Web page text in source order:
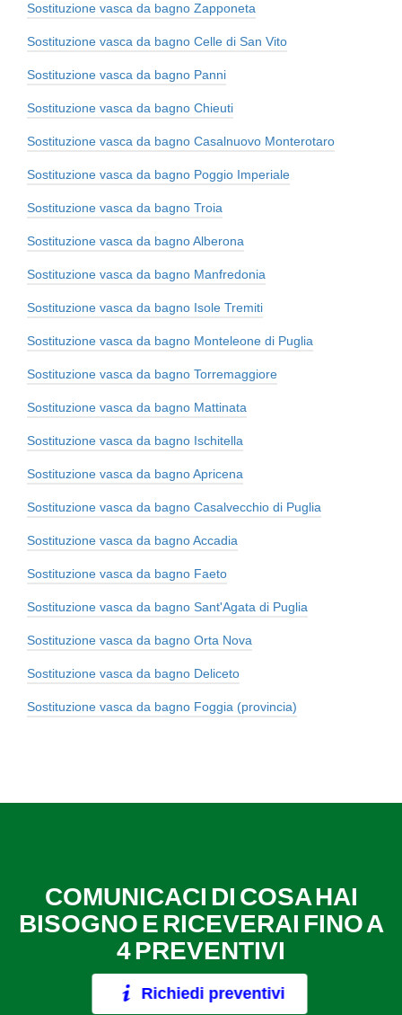
Sostituzione vasca da bagno Zapponeta
Sostituzione vasca da bagno Celle di San Vito
Sostituzione vasca da bagno Panni
Sostituzione vasca da bagno Chieuti
Sostituzione vasca da bagno Casalnuovo Monterotaro
Sostituzione vasca da bagno Poggio Imperiale
Sostituzione vasca da bagno Troia
Sostituzione vasca da bagno Alberona
Sostituzione vasca da bagno Manfredonia
Sostituzione vasca da bagno Isole Tremiti
Sostituzione vasca da bagno Monteleone di Puglia
Sostituzione vasca da bagno Torremaggiore
Sostituzione vasca da bagno Mattinata
Sostituzione vasca da bagno Ischitella
Sostituzione vasca da bagno Apricena
Sostituzione vasca da bagno Casalvecchio di Puglia
Sostituzione vasca da bagno Accadia
Sostituzione vasca da bagno Faeto
Sostituzione vasca da bagno Sant'Agata di Puglia
Sostituzione vasca da bagno Orta Nova
Sostituzione vasca da bagno Deliceto
Sostituzione vasca da bagno Foggia (provincia)
COMUNICACI DI COSA HAI
BISOGNO E RICEVERAI FINO A
4 PREVENTIVI
Richiedi preventivi